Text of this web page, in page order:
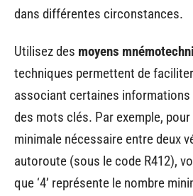
dans différentes circonstances.
Utilisez des moyens
techniques permettent de
associant certaines informations
des mots clés. Par exemple,
minimale nécessaire entre deux
autoroute (sous le code R412),
que ‘4’ représente le nombre